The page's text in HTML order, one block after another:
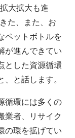
大拡大も進
た、また、お
ペットボトルを
が進んできてい
とした資源循環
と話します。
循環には多くの
業者、リサイク
の環を拡げてい